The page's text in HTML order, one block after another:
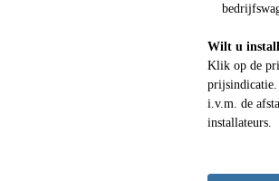
Wilt u
Klik op de
i.v.m. de
installateurs.